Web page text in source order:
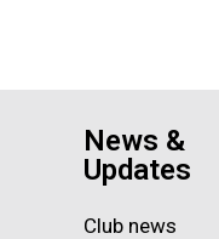
News &
Updates
Club news